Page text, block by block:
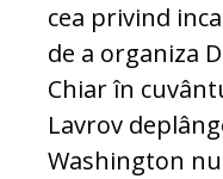
cea privind
de a organiza
Chiar în
Lavrov
Washington